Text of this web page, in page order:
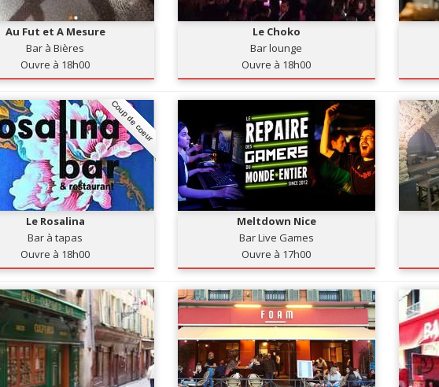
Au Fut et A Mesure
Bar à Bières
Ouvre à 18h00
Le Choko
Bar lounge
Ouvre à 18h00
Coup de coeur
Le Rosalina
Bar à tapas
Ouvre à 18h00
Meltdown Nice
Bar Live Games
Ouvre à 17h00